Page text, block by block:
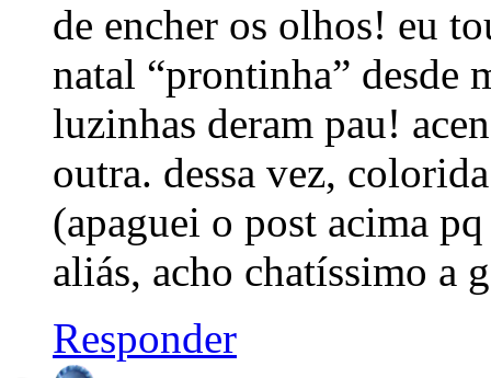
de encher os olhos! eu
natal “prontinha” desde
luzinhas deram pau!
outra. dessa vez,
(apaguei o post acima
aliás, acho chatíssimo a
Responder